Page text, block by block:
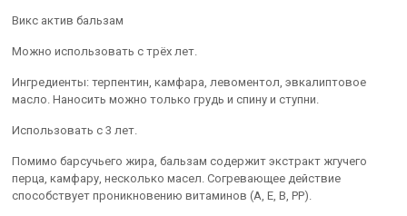
Викс актив бальзам
Можно использовать с трёх лет.
Ингредиенты: терпентин, камфара, левоментол, эвкалиптовое
масло. Наносить можно только грудь и спину и ступни.
Использовать с 3 лет.
Помимо барсучьего жира, бальзам содержит экстракт жгучего
перца, камфару, несколько масел. Согревающее действие
способствует проникновению витаминов (А, Е, В, РР).